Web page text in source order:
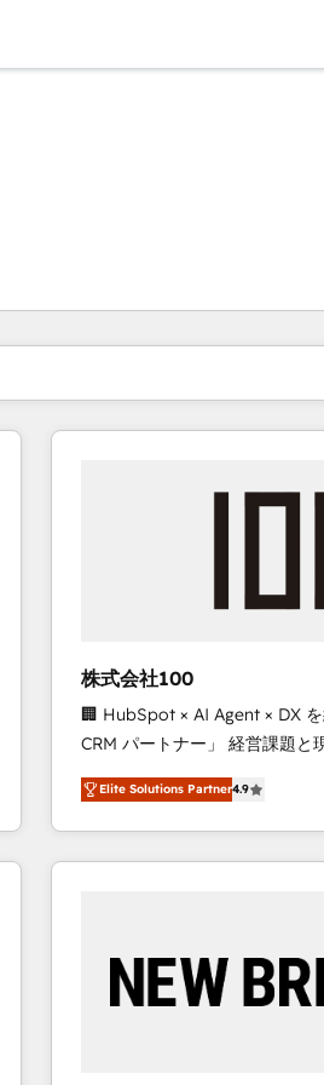
株式会社100
🏢 HubSpot × AI Agent × DX
CRM パートナー」 経営課題と現場業務をつなぐAIネイ
ティブ・エージェンシーとして
力で顧客フロント業務を再設計します。 💡
をする会社か？ HubSpotを共
トを組み込んだ顧客フロント
を、CRMを軸とした全社共通
思決定者・PMO・現場担当者に
Elite Solutions Partner4.9
現在の場所ページ
ページページページページペー